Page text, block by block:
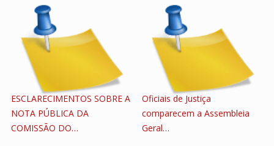
ESCLARECIMENTOS SOBRE A
NOTA PÚBLICA DA
COMISSÃO DO…
Oficiais de Justiça
comparecem a Assembleia
Geral…